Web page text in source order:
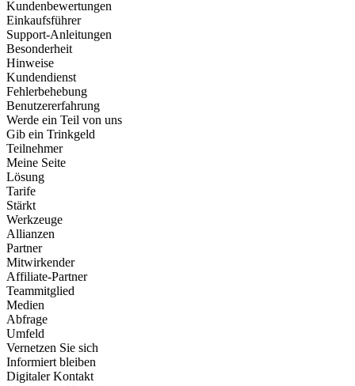
Kundenbewertungen
Einkaufsführer
Support-Anleitungen
Besonderheit
Hinweise
Kundendienst
Fehlerbehebung
Benutzererfahrung
Werde ein Teil von uns
Gib ein Trinkgeld
Teilnehmer
Meine Seite
Lösung
Tarife
Stärkt
Werkzeuge
Allianzen
Partner
Mitwirkender
Affiliate-Partner
Teammitglied
Medien
Abfrage
Umfeld
Vernetzen Sie sich
Informiert bleiben
Digitaler Kontakt